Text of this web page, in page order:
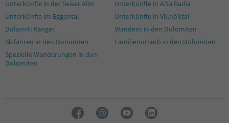
51
52
53
54
55
Unterkünfte in der Seiser Alm
Unterkünfte in Alta Badia
Unterkünfte im Eggental
Unterkünfte in Villnößtal
Dolomiti Ranger
Wandern in den Dolomiten
Skifahren in den Dolomiten
Familienurlaub in den Dolomiten
Spezielle Wanderungen in den
Dolomiten